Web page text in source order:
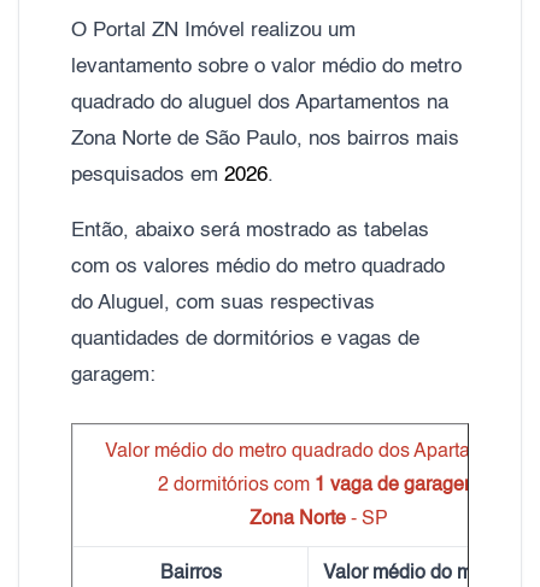
O Portal ZN Imóvel realizou um
levantamento sobre o valor médio do metro
quadrado do aluguel dos Apartamentos na
Zona Norte de São Paulo, nos bairros mais
pesquisados em 2026.
Então, abaixo será mostrado as tabelas
com os valores médio do metro quadrado
do Aluguel, com suas respectivas
quantidades de dormitórios e vagas de
garagem:
Valor médio do metro quadrado dos Apartamentos
2 dormitórios com 1 vaga de garagem
Zona Norte- SP
Bairros Valor médio do m²